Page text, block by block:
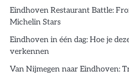
Eindhoven Restaurant Battle:
Michelin Stars
Eindhoven in één dag: Hoe je
verkennen
Van Nijmegen naar Eindhoven: